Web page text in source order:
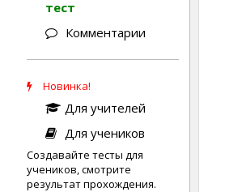
тест
Комментарии
Новинка!
Для учителей
Для учеников
Создавайте тесты для
учеников, смотрите
результат прохождения.